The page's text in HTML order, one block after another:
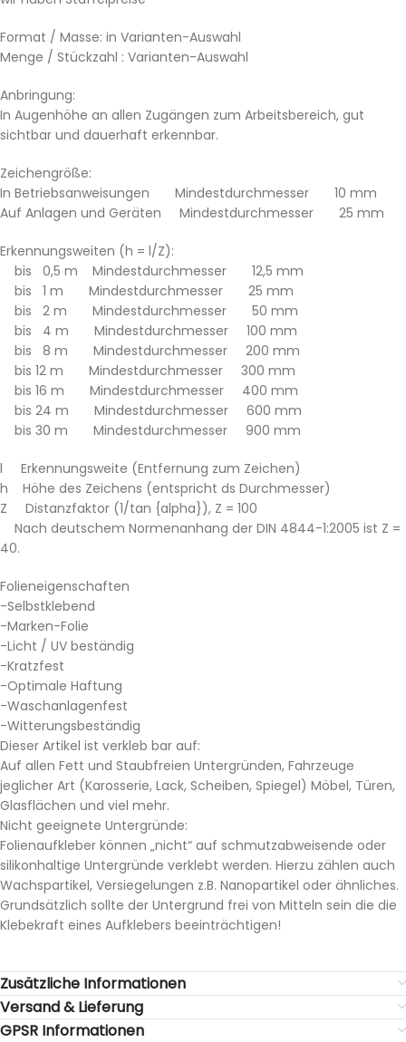
Format / Masse: in Varianten-Auswahl
Menge / Stückzahl : Varianten-Auswahl
Anbringung:
In Augenhöhe an allen Zugängen zum Arbeitsbereich, gut
sichtbar und dauerhaft erkennbar.
Zeichengröße:
In Betriebsanweisungen Mindestdurchmesser 10 mm
Auf Anlagen und Geräten Mindestdurchmesser 25 mm
Erkennungsweiten (h = l/Z):
bis 0,5 m Mindestdurchmesser 12,5 mm
bis 1 m Mindestdurchmesser 25 mm
bis 2 m Mindestdurchmesser 50 mm
bis 4 m Mindestdurchmesser 100 mm
bis 8 m Mindestdurchmesser 200 mm
bis 12 m Mindestdurchmesser 300 mm
bis 16 m Mindestdurchmesser 400 mm
bis 24 m Mindestdurchmesser 600 mm
bis 30 m Mindestdurchmesser 900 mm
l Erkennungsweite (Entfernung zum Zeichen)
h Höhe des Zeichens (entspricht ds Durchmesser)
Z Distanzfaktor (1/tan {alpha}), Z = 100
Nach deutschem Normenanhang der DIN 4844-1:2005 ist Z =
40.
Folieneigenschaften
-Selbstklebend
-Marken-Folie
-Licht / UV beständig
-Kratzfest
-Optimale Haftung
-Waschanlagenfest
-Witterungsbeständig
Dieser Artikel ist verkleb bar auf:
Auf allen Fett und Staubfreien Untergründen, Fahrzeuge
jeglicher Art (Karosserie, Lack, Scheiben, Spiegel) Möbel, Türen,
Glasflächen und viel mehr.
Nicht geeignete Untergründe:
Folienaufkleber können „nicht“ auf schmutzabweisende oder
silikonhaltige Untergründe verklebt werden. Hierzu zählen auch
Wachspartikel, Versiegelungen z.B. Nanopartikel oder ähnliches.
Grundsätzlich sollte der Untergrund frei von Mitteln sein die die
Klebekraft eines Aufklebers beeinträchtigen!
Zusätzliche Informationen
Versand & Lieferung
GPSR Informationen